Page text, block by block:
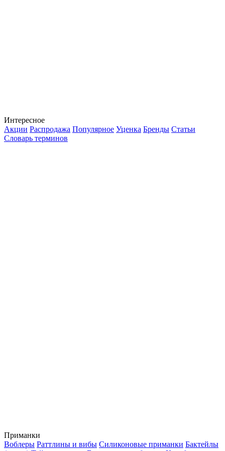
Интересное
Акции Распродажа Популярное Уценка Бренды Статьи
Словарь терминов
Приманки
Воблеры Раттлины и вибы Силиконовые приманки Бактейлы